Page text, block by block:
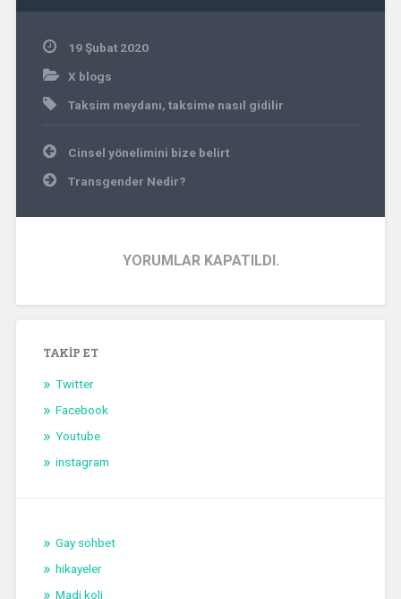
19 Şubat 2020
X blogs
Taksim meydanı, taksime nasıl gidilir
Yazı
gezinmesi
Cinsel yönelimini bize belirt
Transgender Nedir?
YORUMLAR KAPATILDI.
TAKIP ET
Twitter
Facebook
Youtube
instagram
Gay sohbet
hikayeler
Madi koli